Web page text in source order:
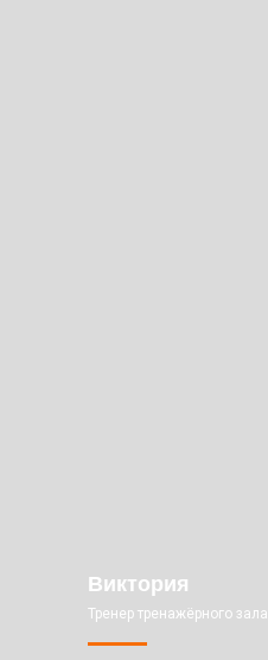
Виктория
Тренер тренажёрного зала